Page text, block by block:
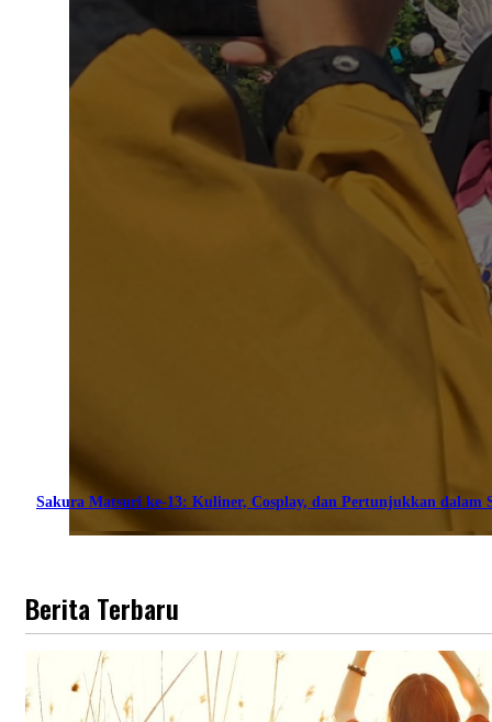
Sakura Matsuri ke-13: Kuliner, Cosplay, dan Pertunjukkan dalam
Berita Terbaru